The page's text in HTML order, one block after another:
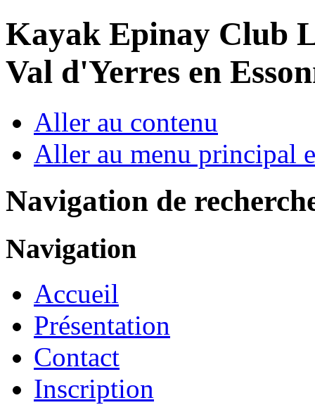
Kayak Epinay Club
Val d'Yerres en
Aller au contenu
Aller au menu principal
Navigation de
Navigation
Accueil
Présentation
Contact
Inscription